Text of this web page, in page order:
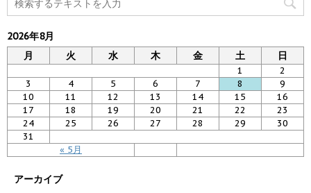
2026年8月
月
火 水 木 金 土 日
« 5月
1
2
3
4 5 6 7 8
9
10
11 12 13 14 15
16
17
18 19 20 21 22
23
24
25 26 27 28 29
30
31
アーカイブ